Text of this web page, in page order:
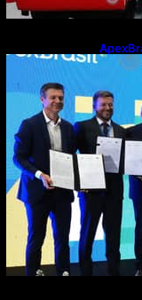
de R$